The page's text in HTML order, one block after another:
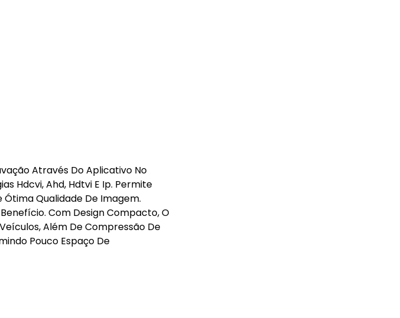
Através Do Aplicativo No
Hdcvi, Ahd, Hdtvi E Ip. Permite
Ótima Qualidade De Imagem.
Com Design Compacto, O
Além De Compressão De
Pouco Espaço De